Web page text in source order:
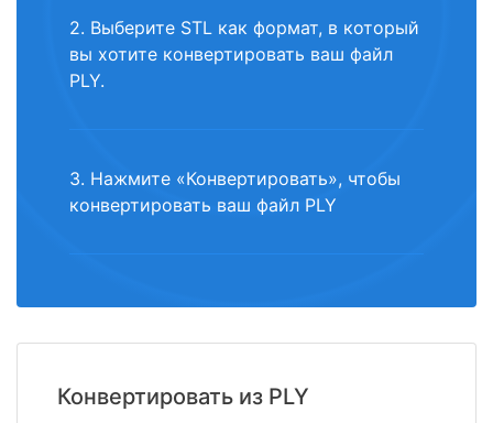
2. Выберите STL как формат, в который
вы хотите конвертировать ваш файл
PLY.
3. Нажмите «Конвертировать», чтобы
конвертировать ваш файл PLY
Конвертировать из PLY